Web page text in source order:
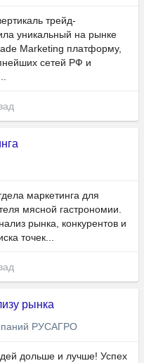
трейд-
уникальный на рынке
Marketing платформу,
сетей РФ и
маркетинга для
мясной гастрономии.
рынка, конкурентов и
точек...
рынка
РУСАГРО
дольше и лучше! Успех